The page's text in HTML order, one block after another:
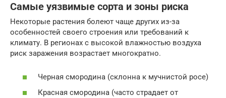
Самые уязвимые сорта и зоны риска
Некоторые растения болеют чаще других из-за
особенностей своего строения или требований к
климату. В регионах с высокой влажностью воздуха
риск заражения возрастает многократно.
Черная смородина (склонна к мучнистой росе)
Красная смородина (часто страдает от